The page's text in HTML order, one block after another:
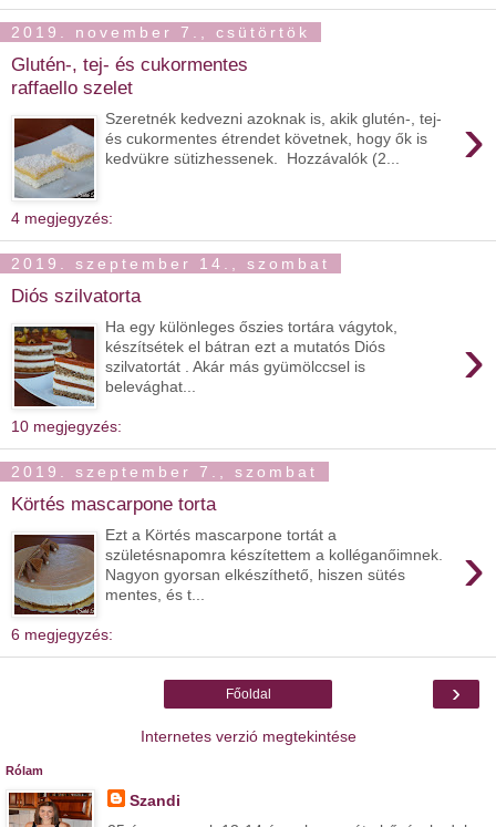
2019. november 7., csütörtök
Glutén-, tej- és cukormentes
raffaello szelet
›
Szeretnék kedvezni azoknak is, akik glutén-, tej-
és cukormentes étrendet követnek, hogy ők is
kedvükre sütizhessenek. Hozzávalók (2...
4 megjegyzés:
2019. szeptember 14., szombat
Diós szilvatorta
›
Ha egy különleges őszies tortára vágytok,
készítsétek el bátran ezt a mutatós Diós
szilvatortát . Akár más gyümölccsel is
belevághat...
10 megjegyzés:
2019. szeptember 7., szombat
Körtés mascarpone torta
›
Ezt a Körtés mascarpone tortát a
születésnapomra készítettem a kolléganőimnek.
Nagyon gyorsan elkészíthető, hiszen sütés
mentes, és t...
6 megjegyzés:
›
Főoldal
Internetes verzió megtekintése
Rólam
Szandi